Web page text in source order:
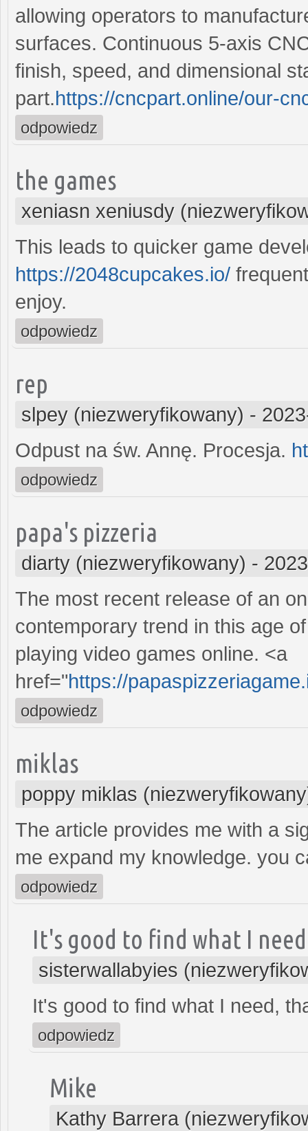
allowing operators to
surfaces. Continuous 5-axis
finish, speed, and dimensional
part.https://cncpart.online/our-
odpowiedz
the games
xeniasn xeniusdy
This leads to quicker game
https://2048cupcakes.io/
enjoy.
odpowiedz
rep
slpey (niezweryfikowany) -
Odpust na św. Annę. Procesja.
odpowiedz
papa's pizzeria
diarty (niezweryfikowany) -
The most recent release of an
contemporary trend in this age
playing video games online. <a
href="https://
odpowiedz
miklas
poppy miklas
The article provides me with a
me expand my knowledge. you
odpowiedz
It's good to find what I need
sisterwallabyies
It's good to find what I need,
odpowiedz
Mike
Kathy Barrera